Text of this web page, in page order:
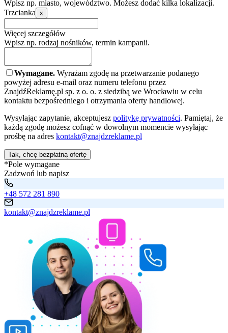
Wpisz np. miasto, województwo. Możesz dodać kilka lokalizacji.
Trzcianka x
Więcej szczegółów
Wpisz np. rodzaj nośników, termin kampanii.
Wymagane. Wyrażam zgodę na przetwarzanie podanego
powyżej adresu e-mail oraz numeru telefonu przez
ZnajdźReklamę.pl sp. z o. o. z siedzibą we Wrocławiu w celu
kontaktu bezpośredniego i otrzymania oferty handlowej.
Wysyłając zapytanie, akceptujesz politykę prywatności. Pamiętaj, że
każdą zgodę możesz cofnąć w dowolnym momencie wysyłając
prośbę na adres kontakt@znajdzreklame.pl
Tak, chcę bezpłatną ofertę
*Pole wymagane
Zadzwoń lub napisz
+48 572 281 890
kontakt@znajdzreklame.pl